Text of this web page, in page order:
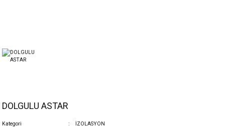
DOLGULU ASTAR
Kategori
İZOLASYON